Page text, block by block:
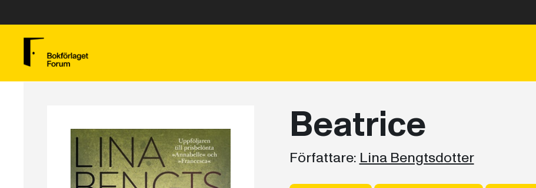
Beatrice
Författare: Lina Bengtsdotter